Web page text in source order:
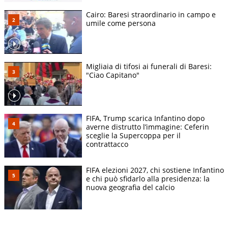
Cairo: Baresi straordinario in campo e
umile come persona
Migliaia di tifosi ai funerali di Baresi:
"Ciao Capitano"
FIFA, Trump scarica Infantino dopo
averne distrutto l’immagine: Ceferin
sceglie la Supercoppa per il
contrattacco
FIFA elezioni 2027, chi sostiene Infantino
e chi può sfidarlo alla presidenza: la
nuova geografia del calcio